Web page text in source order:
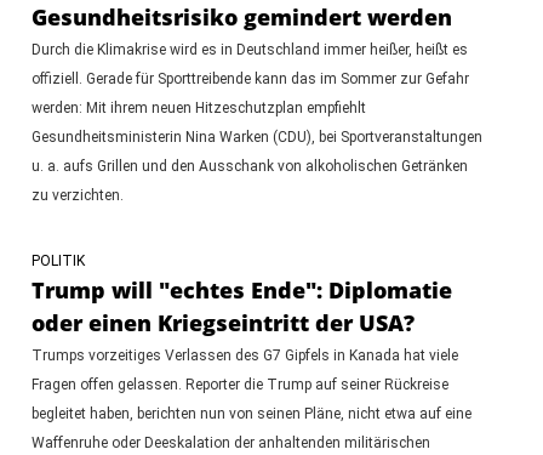
Gesundheitsrisiko gemindert werden
Durch die Klimakrise wird es in Deutschland immer heißer, heißt es
offiziell. Gerade für Sporttreibende kann das im Sommer zur Gefahr
werden: Mit ihrem neuen Hitzeschutzplan empfiehlt
Gesundheitsministerin Nina Warken (CDU), bei Sportveranstaltungen
u. a. aufs Grillen und den Ausschank von alkoholischen Getränken
zu verzichten.
POLITIK
Trump will "echtes Ende": Diplomatie
oder einen Kriegseintritt der USA?
Trumps vorzeitiges Verlassen des G7 Gipfels in Kanada hat viele
Fragen offen gelassen. Reporter die Trump auf seiner Rückreise
begleitet haben, berichten nun von seinen Pläne, nicht etwa auf eine
Waffenruhe oder Deeskalation der anhaltenden militärischen